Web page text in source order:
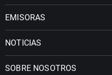
EMISORAS
NOTICIAS
SOBRE NOSOTROS